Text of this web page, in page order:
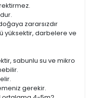
zararsızdır
yüksektir, darbelere ve
sabunlu su ve mikro
gerekir.